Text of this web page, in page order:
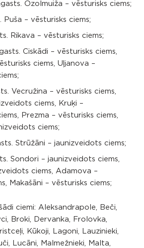
Ozolmuiža – vēsturisks ciems;
Puša – vēsturisks ciems;
Rikava – vēsturisks ciems;
Ciskādi – vēsturisks ciems,
ciems, Uļjanova –
Vecružina – vēsturisks ciems,
ciems, Kruķi –
Prezma – vēsturisks ciems,
ciems;
Strūžāni – jaunizveidots ciems;
Sondori – jaunizveidots ciems,
ciems, Adamova –
Makašāni – vēsturisks ciems;
ciemi: Aleksandrapole, Beči,
Broki, Dervanka, Frolovka,
Kūkoji, Lagoni, Lauzinieki,
Lucāni, Malmežnieki, Malta,